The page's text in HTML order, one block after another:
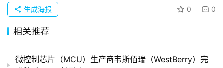
牌
发
布
并
0 0
生成海报
相关推荐
微控制芯片（MCU）生产商韦斯佰瑞（WestBerry）完